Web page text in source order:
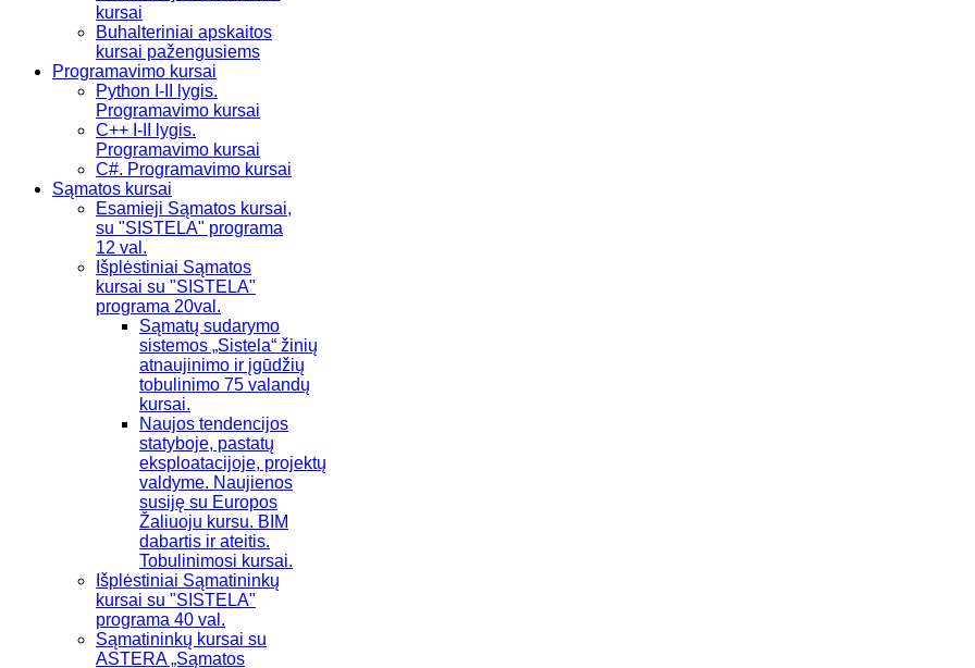
kursai
Buhalteriniai apskaitos
kursai pažengusiems
Programavimo kursai
Python I-II lygis.
Programavimo kursai
C++ I-II lygis.
Programavimo kursai
C#. Programavimo kursai
Sąmatos kursai
Esamieji Sąmatos kursai,
su "SISTELA" programa
12 val.
Išplėstiniai Sąmatos
kursai su "SISTELA"
programa 20val.
Sąmatų sudarymo
sistemos „Sistela“ žinių
atnaujinimo ir įgūdžių
tobulinimo 75 valandų
kursai.
Naujos tendencijos
statyboje, pastatų
eksploatacijoje, projektų
valdyme. Naujienos
susiję su Europos
Žaliuoju kursu. BIM
dabartis ir ateitis.
Tobulinimosi kursai.
Išplėstiniai Sąmatininkų
kursai su "SISTELA"
programa 40 val.
Sąmatininkų kursai su
ASTERA „Sąmatos